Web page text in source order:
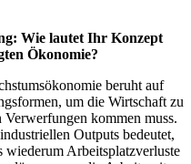
Wie lautet Ihr Konzept
Ökonomie?
beruht auf
um die Wirtschaft zu
Verwerfungen kommen muss.
Outputs bedeutet,
wiederum Arbeitsplatzverluste